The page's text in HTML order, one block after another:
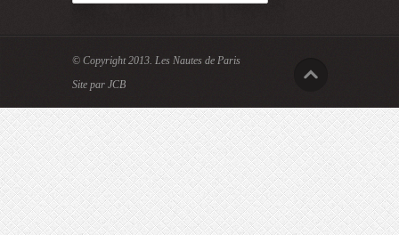
© Copyright 2013. Les Nautes de Paris
Site par JCB